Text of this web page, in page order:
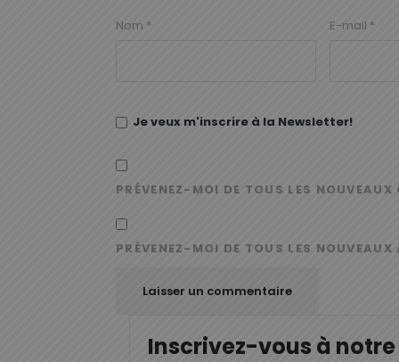
Nom * E-mail *
Je veux m'inscrire à la Newsletter!
PRÉVENEZ-MOI DE TOUS LES
PRÉVENEZ-MOI DE TOUS LES
Inscrivez-vous à